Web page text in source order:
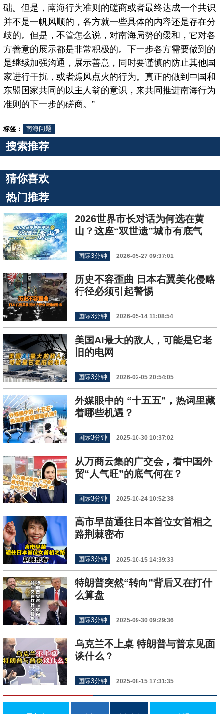
础。但是，南海行为准则的磋商或者最终达成一个共识
并不是一帆风顺的，各方就一些具体的内容还是存在分
歧的。但是，不管怎么说，对南海局势的缓和，它对各
方善意的展示都是非常积极的。下一步各方需要做到的
是继续加强沟通，展示善意，同时要谨慎的防止其他国
家进行干扰，或者煽风点火的行为。真正的做到中国和
东盟国家共同的以主人翁的意识，来共同推进南海行为
准则的下一步的磋商。”
标签： 南海问题
搜索推荐
猜你喜欢
热门推荐
2026世界市长对话为何选在黄
山？这座“双世遗”城市有底气
国际3分钟 2026-05-27 09:37:01
历史不容歪曲 日本右翼美化侵略
行径必须引起警惕
国际3分钟 2026-05-14 11:08:54
美国AI最大的敌人，可能是它老
旧的电网
国际3分钟 2026-02-05 20:54:05
外媒眼中的 “十五五”，热词里藏
着哪些机遇？
国际3分钟 2025-10-30 10:37:02
从万商云集的广交会，看中国外
贸“人气旺”的底气何在？
国际3分钟 2025-10-24 10:52:38
高市早苗通往日本首位女首相之
路荆棘密布
国际3分钟 2025-10-15 14:39:33
特朗普突然“转向”背后又在打什
么算盘
国际3分钟 2025-09-30 09:29:36
乌克兰不上桌 特朗普与普京见面
谈什么？
国际3分钟 2025-08-15 17:31:35